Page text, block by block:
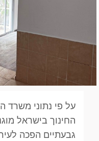
החינוך בישראל
גבעתיים הפכה